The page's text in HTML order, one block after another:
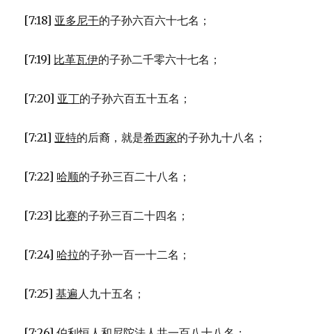
[7:18] 亚多尼干的子孙六百六十七名；
[7:19] 比革瓦伊的子孙二千零六十七名；
[7:20] 亚丁的子孙六百五十五名；
[7:21] 亚特的后裔，就是希西家的子孙九十八名；
[7:22] 哈顺的子孙三百二十八名；
[7:23] 比赛的子孙三百二十四名；
[7:24] 哈拉的子孙一百一十二名；
[7:25]基遍人九十五名；